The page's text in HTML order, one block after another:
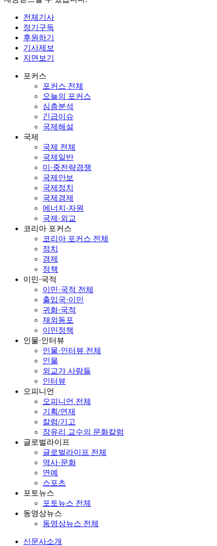
전체기사
정기구독
후원하기
기사제보
지면보기
포커스
포커스 전체
오늘의 포커스
심층분석
긴급이슈
국제해설
국제
국제 전체
국제일반
미·중전략경쟁
국제안보
국제정치
국제경제
에너지·자원
국제·외교
코리아 포커스
코리아 포커스 전체
정치
경제
정책
이민·국적
이민·국적 전체
출입국·이민
귀화·국적
재외동포
이민정책
인물·인터뷰
인물·인터뷰 전체
인물
외교가 사람들
인터뷰
오피니언
오피니언 전체
기획/연재
칼럼/기고
장유리 교수의 문화칼럼
글로벌라이프
글로벌라이프 전체
역사·문화
연예
스포츠
포토뉴스
포토뉴스 전체
동영상뉴스
동영상뉴스 전체
신문사소개